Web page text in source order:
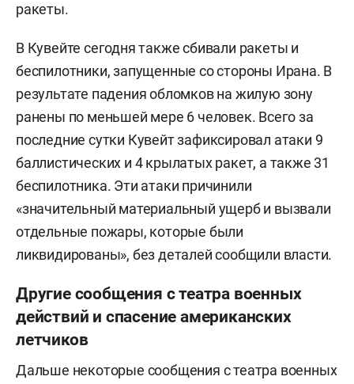
ракеты.
В Кувейте сегодня также сбивали ракеты и
беспилотники, запущенные со стороны Ирана. В
результате падения обломков на жилую зону
ранены по меньшей мере 6 человек. Всего за
последние сутки Кувейт зафиксировал атаки 9
баллистических и 4 крылатых ракет, а также 31
беспилотника. Эти атаки причинили
«значительный материальный ущерб и вызвали
отдельные пожары, которые были
ликвидированы», без деталей сообщили власти.
Другие сообщения с театра военных
действий и спасение американских
летчиков
Дальше некоторые сообщения с театра военных